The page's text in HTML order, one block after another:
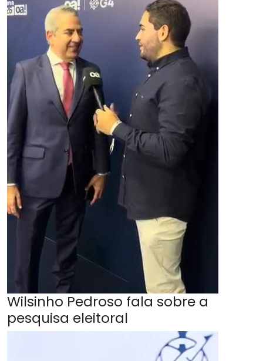
Wilsinho Pedroso fala sobre a
pesquisa eleitoral